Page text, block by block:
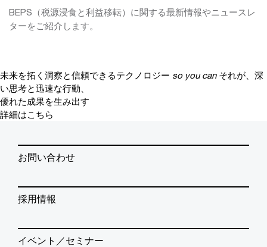
BEPS（税源浸食と利益移転）に関する最新情報やニュースレ
ターをご紹介します。
未来を拓く洞察と信頼できるテクノロジー so you can それが、深
い思考と迅速な行動、
優れた成果を生み出す
詳細はこちら
お問い合わせ
採用情報
イベント／セミナー